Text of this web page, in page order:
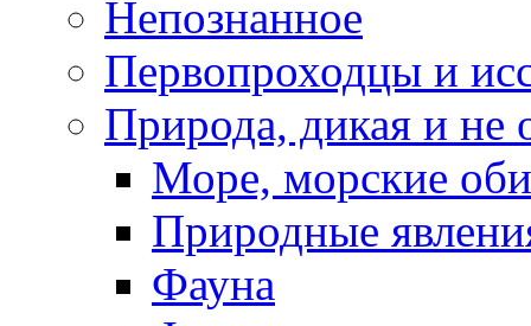
Непознанное
Первопроходцы и
Природа, дикая и не
Море, морские
Природные
Фауна